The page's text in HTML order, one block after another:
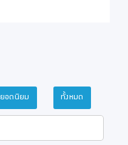
ยอดนิยม ทั้งหมด